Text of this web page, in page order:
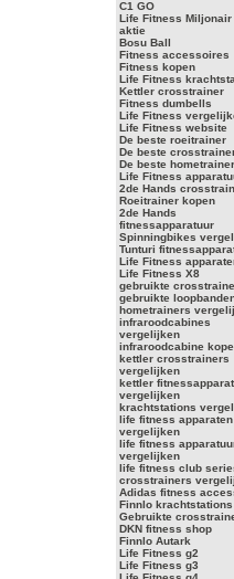
C1 GO
Life Fitness Miljonair
aktie
Bosu Ball
Fitness accessoires
Fitness kopen
Life Fitness
Kettler crosstrainer
Fitness dumbells
Life Fitness
Life Fitness website
De beste roeitrainer
De beste
De beste hometrainer
Life Fitness
2de Hands
Roeitrainer kopen
2de Hands
fitnessapparatuur
Spinningbikes
Tunturi
Life Fitness
Life Fitness X8
gebruikte
gebruikte
hometrainers
infraroodcabines
vergelijken
infraroodcabine
kettler crosstrainers
vergelijken
kettler
vergelijken
krachtstations
life fitness apparaten
vergelijken
life fitness
vergelijken
life fitness club
crosstrainers
Adidas fitness
Finnlo krachtstations
Gebruikte
DKN fitness shop
Finnlo Autark
Life Fitness g2
Life Fitness g3